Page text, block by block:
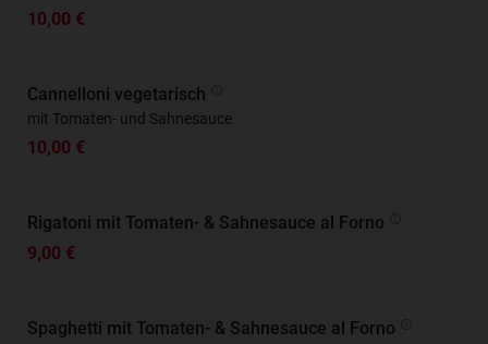
10,00 €
Cannelloni vegetarisch
mit Tomaten- und Sahnesauce
10,00 €
Rigatoni mit Tomaten- & Sahnesauce al Forno
9,00 €
Spaghetti mit Tomaten- & Sahnesauce al Forno